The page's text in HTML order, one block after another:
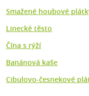
Smažené houbové
Linecké těsto
Čína s rýží
Banánová kaše
Cibulovo-česnekové